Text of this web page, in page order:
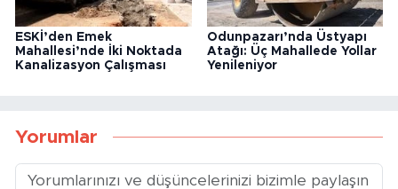
ESKİ’den Emek
Mahallesi’nde İki Noktada
Kanalizasyon Çalışması
Odunpazarı’nda Üstyapı
Atağı: Üç Mahallede Yollar
Yenileniyor
Yorumlar